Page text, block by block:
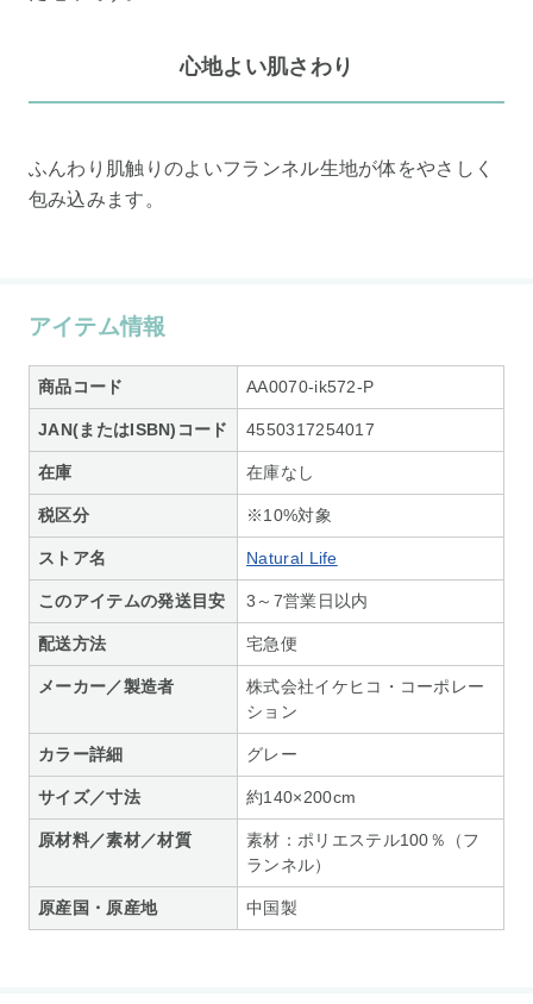
心地よい肌さわり
ふんわり肌触りのよいフランネル生地が体をやさしく
包み込みます。
アイテム情報
商品コード AA0070-ik572-P
JAN(またはISBN)コード 4550317254017
在庫 在庫なし
税区分 ※10%対象
ストア名 Natural Life
このアイテムの発送目安 3～7営業日以内
配送方法 宅急便
メーカー／製造者
株式会社イケヒコ・コーポレー
ション
カラー詳細 グレー
サイズ／寸法 約140×200cm
原材料／素材／材質
素材：ポリエステル100％（フ
ランネル）
原産国・原産地 中国製